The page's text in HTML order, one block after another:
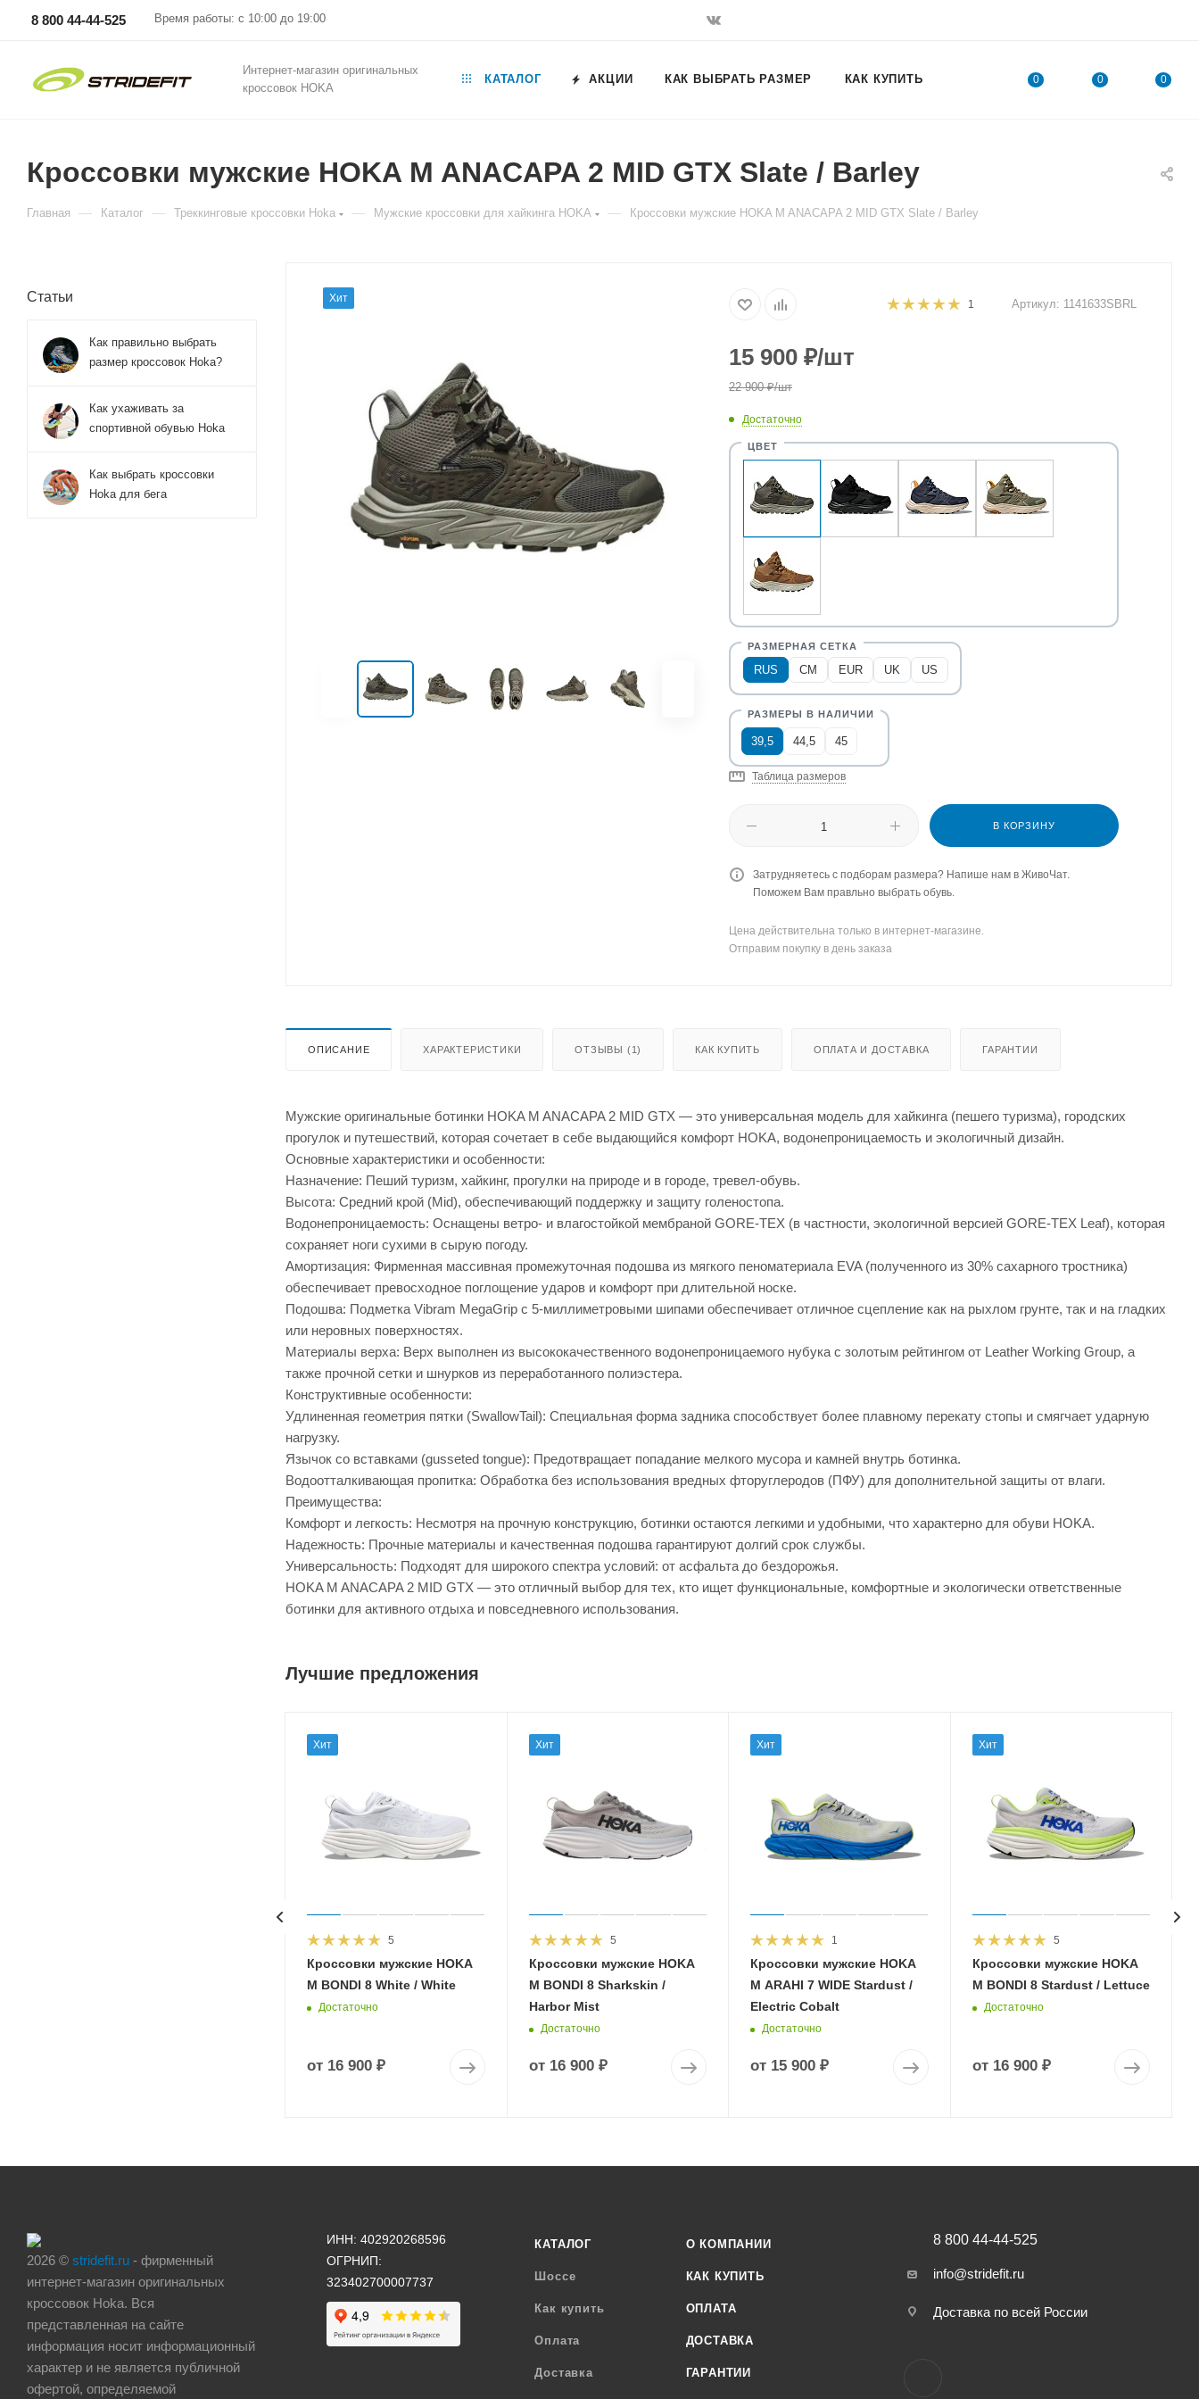
8 800 44-44-525 Время работы: с 10:00 до 19:00
0 0 0
Интернет-магазин оригинальных
кроссовок HOKA
КАТАЛОГ АКЦИИ КАК ВЫБРАТЬ РАЗМЕР КАК КУПИТЬ
Кроссовки мужские HOKA M ANACAPA 2 MID GTX Slate / Barley
Главная — Каталог — Треккинговые кроссовки Hoka — Мужские кроссовки для хайкинга HOKA — Кроссовки мужские HOKA M ANACAPA 2 MID GTX Slate / Barley
Хит 1 Артикул: 1141633SBRL
15 900 ₽/шт
22 900₽/шт
Достаточно
RUS CM EUR UK US
39,5 44,5 45
Таблица размеров
В КОРЗИНУ
Затрудняетесь с подборам размера? Напише нам в ЖивоЧат.
Поможем Вам правльно выбрать обувь.
Цена действительна только в интернет-магазине.
Отправим покупку в день заказа
ОПИСАНИЕ ХАРАКТЕРИСТИКИ ОТЗЫВЫ (1) КАК КУПИТЬ ОПЛАТА И ДОСТАВКА ГАРАНТИИ
Мужские оригинальные ботинки HOKA M ANACAPA 2 MID GTX — это универсальная модель для хайкинга (пешего туризма), городских
прогулок и путешествий, которая сочетает в себе выдающийся комфорт HOKA, водонепроницаемость и экологичный дизайн.
Основные характеристики и особенности:
Назначение: Пеший туризм, хайкинг, прогулки на природе и в городе, тревел-обувь.
Высота: Средний крой (Mid), обеспечивающий поддержку и защиту голеностопа.
Водонепроницаемость: Оснащены ветро- и влагостойкой мембраной GORE-TEX (в частности, экологичной версией GORE-TEX Leaf), которая
сохраняет ноги сухими в сырую погоду.
Амортизация: Фирменная массивная промежуточная подошва из мягкого пеноматериала EVA (полученного из 30% сахарного тростника)
обеспечивает превосходное поглощение ударов и комфорт при длительной носке.
Подошва: Подметка Vibram MegaGrip с 5-миллиметровыми шипами обеспечивает отличное сцепление как на рыхлом грунте, так и на гладких
или неровных поверхностях.
Материалы верха: Верх выполнен из высококачественного водонепроницаемого нубука с золотым рейтингом от Leather Working Group, а
также прочной сетки и шнурков из переработанного полиэстера.
Конструктивные особенности:
Удлиненная геометрия пятки (SwallowTail): Специальная форма задника способствует более плавному перекату стопы и смягчает ударную
нагрузку.
Язычок со вставками (gusseted tongue): Предотвращает попадание мелкого мусора и камней внутрь ботинка.
Водоотталкивающая пропитка: Обработка без использования вредных фторуглеродов (ПФУ) для дополнительной защиты от влаги.
Преимущества:
Комфорт и легкость: Несмотря на прочную конструкцию, ботинки остаются легкими и удобными, что характерно для обуви HOKA.
Надежность: Прочные материалы и качественная подошва гарантируют долгий срок службы.
Универсальность: Подходят для широкого спектра условий: от асфальта до бездорожья.
HOKA M ANACAPA 2 MID GTX — это отличный выбор для тех, кто ищет функциональные, комфортные и экологически ответственные
ботинки для активного отдыха и повседневного использования.
Лучшие предложения
Хит
5
Кроссовки мужские HOKA
M BONDI 8 White / White
Достаточно
от 16 900 ₽
Хит
5
Кроссовки мужские HOKA
M BONDI 8 Sharkskin /
Harbor Mist
Достаточно
от 16 900 ₽
Хит
1
Кроссовки мужские HOKA
M ARAHI 7 WIDE Stardust /
Electric Cobalt
Достаточно
от 15 900 ₽
Хит
5
Кроссовки мужские HOKA
M BONDI 8 Stardust / Lettuce
Достаточно
от 16 900 ₽
Статьи
Как правильно выбрать
размер кроссовок Hoka?
Как ухаживать за
спортивной обувью Hoka
Как выбрать кроссовки
Hoka для бега
2026 © stridefit.ru - фирменный
интернет-магазин оригинальных
кроссовок Hoka. Вся
представленная на сайте
информация носит информационный
характер и не является публичной
офертой, определяемой
ИНН: 402920268596
ОГРНИП:
323402700007737
КАТАЛОГ
Шоссе
Как купить
Оплата
Доставка
О КОМПАНИИ
КАК КУПИТЬ
ОПЛАТА
ДОСТАВКА
ГАРАНТИИ
8 800 44-44-525
info@stridefit.ru
Доставка по всей России